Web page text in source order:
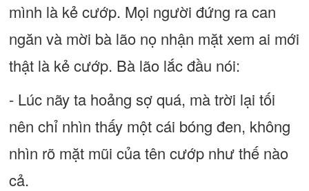
mình là kẻ cướp. Mọi người đứng ra can
ngăn và mời bà lão nọ nhận mặt xem ai mới
thật là kẻ cướp. Bà lão lắc đầu nói:
- Lúc nãy ta hoảng sợ quá, mà trời lại tối
nên chỉ nhìn thấy một cái bóng đen, không
nhìn rõ mặt mũi của tên cướp như thế nào
cả.